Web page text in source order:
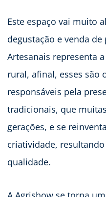
Este espaço vai muito
degustação e venda
Artesanais representa
rural, afinal, esses são
responsáveis pela
tradicionais, que
gerações, e se
criatividade,
qualidade.